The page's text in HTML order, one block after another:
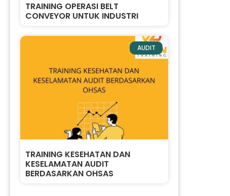
TRAINING OPERASI BELT
CONVEYOR UNTUK INDUSTRI
AUDIT
TRAINING KESEHATAN DAN
KESELAMATAN AUDIT
BERDASARKAN OHSAS